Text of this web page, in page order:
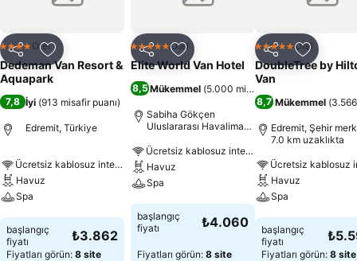
Paylaş Favorilerime ekle
4 Yıldız Otel
Dedeman Van Resort &
Aquapark
7,8 İyi (913 misafir puanı)
Edremit, Türkiye
Ücretsiz kablosuz internet
Havuz
Spa
Fiyatları görün
başlangıç
fiyatı
₺3.862
Fiyatları görün: 8 site
Paylaş Favorilerime ekle
5 Yıldız Otel
Elite World Van Hotel
8,5Mükemmel (5.000 misafir puanı
Sabiha Gökçen
Uluslararası Havalimanı
Ücretsiz kablosuz internet
Havuz
Spa
Fiyatları görün
başlangıç
fiyatı
₺4.060
Fiyatları görün: 8 site
Paylaş
5 Yıldız Otel
DoubleTree by
Van
8,7 Mükemmel (
Edremit, Şehir
7.0 km uzaklıkta
Havuz
Spa
Fiyatları görün
başlangıç
fiyatı
Fiyatları görün: 8 site